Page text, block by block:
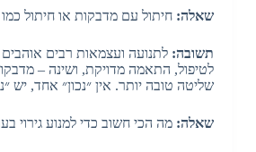
שאלה: חיתול עם מדבקות או חיתול
תשובה: לתנועה ועצמאות רבים אוהבים
לטיפול, התאמה מדויקת, ושינה –
שליטה טובה יותר. אין ״נכון״ אחד, יש
שאלה: מה הכי חשוב כדי למנוע גירוי